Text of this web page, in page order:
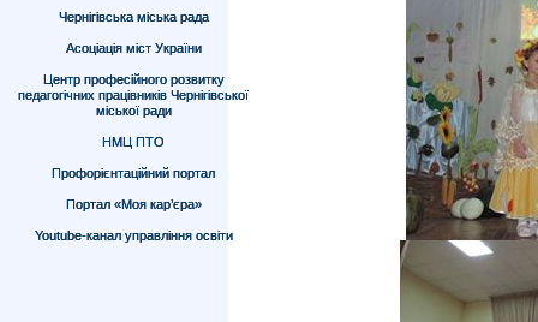
Чернігівська міська рада
Асоціація міст України
Центр професійного розвитку
педагогічних працівників Чернігівської
міської ради
НМЦ ПТО
Профорієнтаційний портал
Портал «Моя кар’єра»
Youtube-канал управління освіти